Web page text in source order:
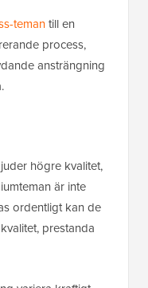
temantill en
process,
ansträngning
högre kvalitet,
är inte
ordentligt kan de
prestanda